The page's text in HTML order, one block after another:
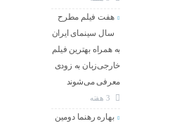
هفت فیلم مطرح
سال سینمای ایران
به همراه بهترین فیلم
خارجی‌زبان به زودی
معرفی می‌شوند
بهاره رهنما دومین